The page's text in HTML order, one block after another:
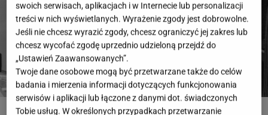
swoich serwisach, aplikacjach i w Internecie lub personalizacji
treści w nich wyświetlanych. Wyrażenie zgody jest dobrowolne.
Jeśli nie chcesz wyrazić zgody, chcesz ograniczyć jej zakres lub
chcesz wycofać zgodę uprzednio udzieloną przejdź do
„Ustawień Zaawansowanych”.
Twoje dane osobowe mogą być przetwarzane także do celów
badania i mierzenia informacji dotyczących funkcjonowania
serwisów i aplikacji lub łączone z danymi dot. świadczonych
Tobie usług. W określonych przypadkach przetwarzanie